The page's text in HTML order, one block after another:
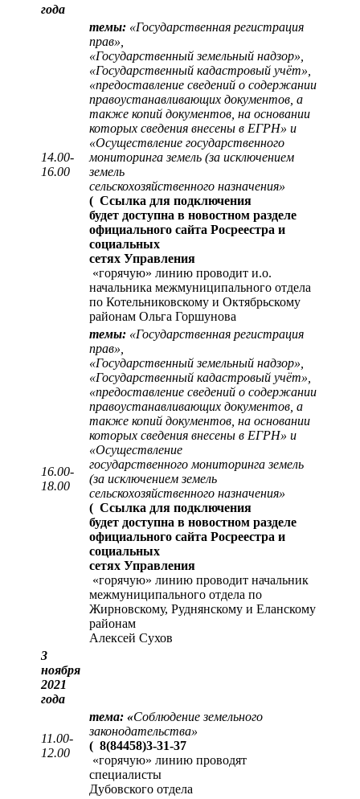
года
14.00-
16.00
темы: «Государственная регистрация
прав»,
«Государственный земельный надзор»,
«Государственный кадастровый учёт»,
«предоставление сведений о содержании
правоустанавливающих документов, а
также копий документов, на основании
которых сведения внесены в ЕГРН» и
«Осуществление государственного
мониторинга земель (за исключением
земель
сельскохозяйственного назначения»
( Ссылка для подключения
будет доступна в новостном разделе
официального сайта Росреестра и
социальных
сетях Управления
«горячую» линию проводит и.о.
начальника межмуниципального отдела
по Котельниковскому и Октябрьскому
районам Ольга Горшунова
16.00-
18.00
темы: «Государственная регистрация
прав»,
«Государственный земельный надзор»,
«Государственный кадастровый учёт»,
«предоставление сведений о содержании
правоустанавливающих документов, а
также копий документов, на основании
которых сведения внесены в ЕГРН» и
«Осуществление
государственного мониторинга земель
(за исключением земель
сельскохозяйственного назначения»
( Ссылка для подключения
будет доступна в новостном разделе
официального сайта Росреестра и
социальных
сетях Управления
«горячую» линию проводит начальник
межмуниципального отдела по
Жирновскому, Руднянскому и Еланскому
районам
Алексей Сухов
3
ноября
2021
года
11.00-
12.00
тема: «Соблюдение земельного
законодательства»
( 8(84458)3-31-37
«горячую» линию проводят
специалисты
Дубовского отдела